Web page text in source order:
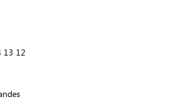
13 12